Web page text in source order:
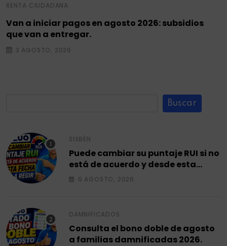
RENTA CIUDADANA
Van a iniciar pagos en agosto 2026: subsidios
que van a entregar.
3 AGOSTO, 2026
Buscar
SISBÉN
Puede cambiar su puntaje RUI si no
está de acuerdo y desde esta
fecha empieza a regir en el 2026.
6 AGOSTO, 2026
DAMNIFICADOS
Consulta el bono doble de agosto
a familias damnificadas 2026.